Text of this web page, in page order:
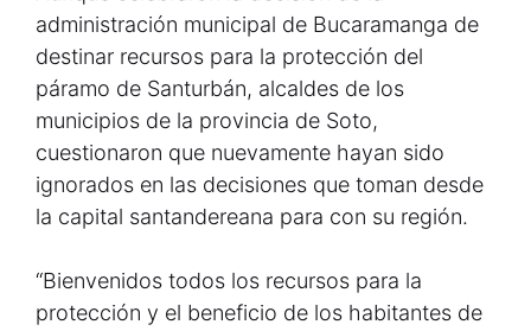
administración municipal de Bucaramanga de
destinar recursos para la protección del
páramo de Santurbán, alcaldes de los
municipios de la provincia de Soto,
cuestionaron que nuevamente hayan sido
ignorados en las decisiones que toman desde
la capital santandereana para con su región.
“Bienvenidos todos los recursos para la
protección y el beneficio de los habitantes de